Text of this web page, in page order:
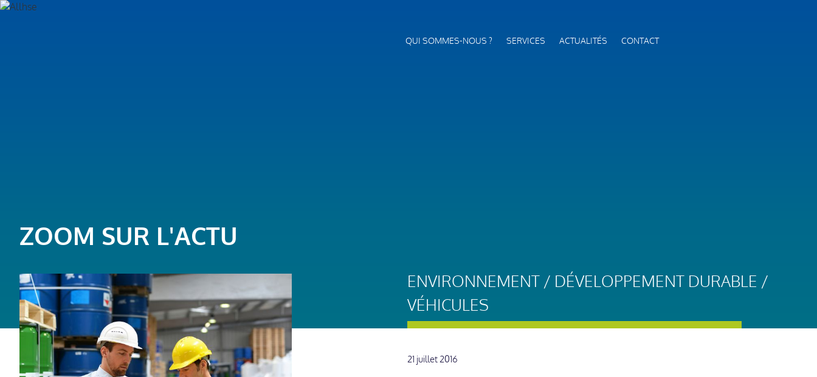
QUI SOMMES-NOUS ? SERVICES ACTUALITÉS CONTACT
ENVIRONNEMENT / DÉVELOPPEMENT DURABLE /
VÉHICULES
ZOOM SUR L'ACTU
21 juillet 2016